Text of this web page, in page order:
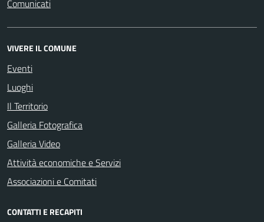
Comunicati
VIVERE IL COMUNE
Eventi
Luoghi
Il Territorio
Galleria Fotografica
Galleria Video
Attività economiche e Servizi
Associazioni e Comitati
CONTATTI E RECAPITI